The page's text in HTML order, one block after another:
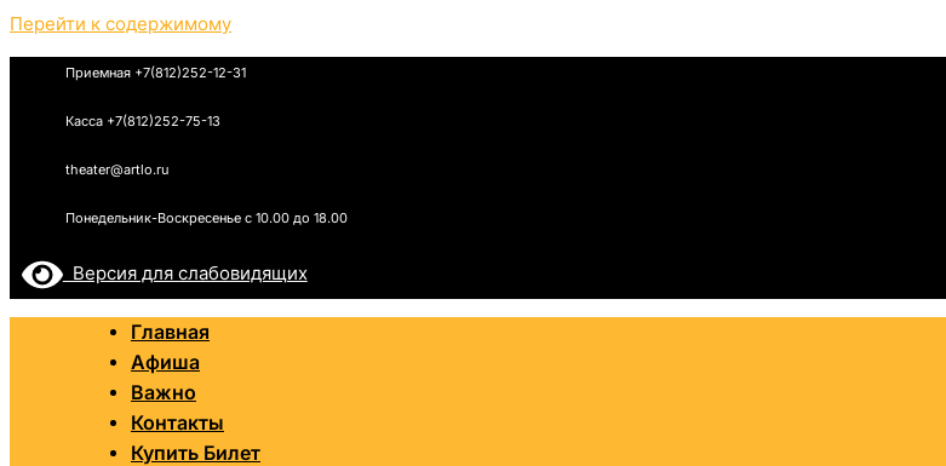
Перейти к содержимому
Приемная +7(812)252-12-31
Касса +7(812)252-75-13
theater@artlo.ru
Понедельник-Воскресенье c 10.00 до 18.00
Версия для слабовидящих
Главная
Афиша
Важно
Контакты
Купить Билет